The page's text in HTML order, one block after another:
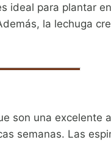
para plantar
la lechuga
son una
semanas. Las